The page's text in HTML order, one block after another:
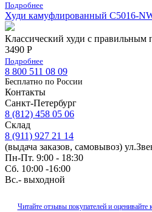
Подробнее
Худи камуфлированный C5016-
Классический худи с правильным
3490 Р
Подробнее
8 800 511 08 09
Бесплатно по Роcсии
Контакты
Санкт-Петербург
8 (812) 458 05 06
Склад
8 (911) 927 21 14
(выдача заказов, самовывоз)
Пн-Пт. 9:00 - 18:30
Сб. 10:00 -16:00
Вс.- выходной
Читайте отзывы покупателей и оценивайте